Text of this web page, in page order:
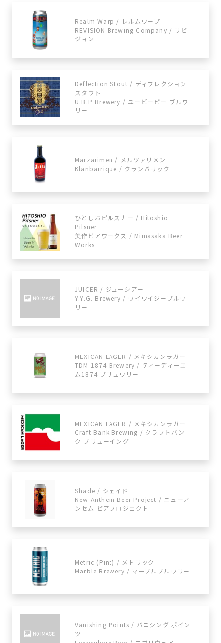
Realm Warp / レルムワープ
REVISION Brewing Company / リビ
ジョン
Deflection Stout / ディフレクション
スタウト
U.B.P Brewery / ユービーピー ブルワ
リー
Marzarimen / メルツァリメン
Klanbarrique / クランバリック
ひとしおピルスナー / Hitoshio
Pilsner
美作ビアワークス / Mimasaka Beer
Works
JUICER / ジューシアー
Y.Y.G. Brewery / ワイワイジーブルワ
リー
MEXICAN LAGER / メキシカンラガー
TDM 1874 Brewery / ティーディーエ
ム1874 ブリュワリー
MEXICAN LAGER / メキシカンラガー
Craft Bank Brewing / クラフトバン
ク ブリューイング
Shade / シェイド
New Anthem Beer Project / ニューア
ンセム ビアプロジェクト
Metric (Pint) / メトリック
Marble Brewery / マーブルブルワリー
Vanishing Points / バニシング ポイン
ツ